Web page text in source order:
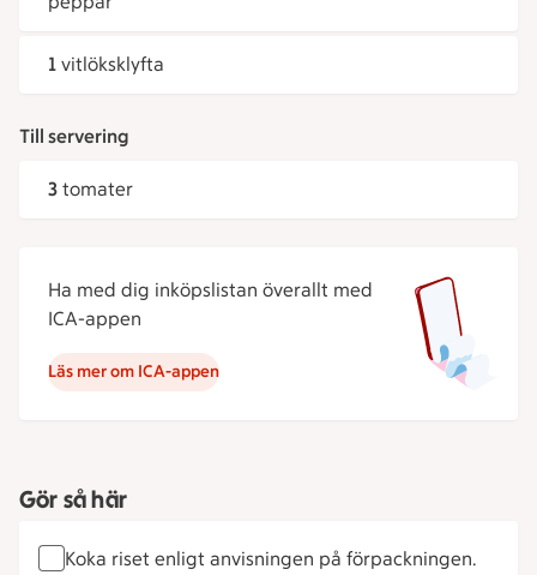
1 vitlöksklyfta
Till servering
3 tomater
Ha med dig inköpslistan överallt med
ICA-appen
Läs mer om ICA-appen
Gör så här
Koka riset enligt anvisningen på förpackningen.